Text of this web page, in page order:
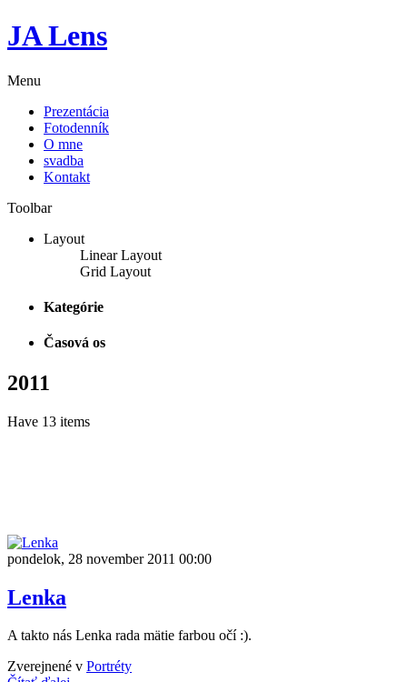
JA Lens
Menu
Prezentácia
Fotodenník
O mne
svadba
Kontakt
Toolbar
Layout
Linear Layout
Grid Layout
Kategórie
Časová os
2011
Have 13 items
pondelok, 28 november 2011 00:00
Lenka
A takto nás Lenka rada mätie farbou očí :).
Zverejnené v Portréty